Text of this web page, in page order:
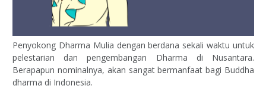
Penyokong Dharma Mulia dengan berdana sekali waktu untuk
pelestarian dan pengembangan Dharma di Nusantara.
Berapapun nominalnya, akan sangat bermanfaat bagi Buddha
dharma di Indonesia.